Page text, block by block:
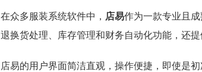
在众多服装系统软件中， 店易作为一款专业且
退换货处理、库存管理和财务自动化功能，还
店易的用户界面简洁直观，操作便捷，即使是